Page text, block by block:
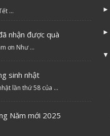
...
nhận được quà
ơn Như ...
sinh nhật
lần thứ 58 của ...
Năm mới 2025
►
►
▼